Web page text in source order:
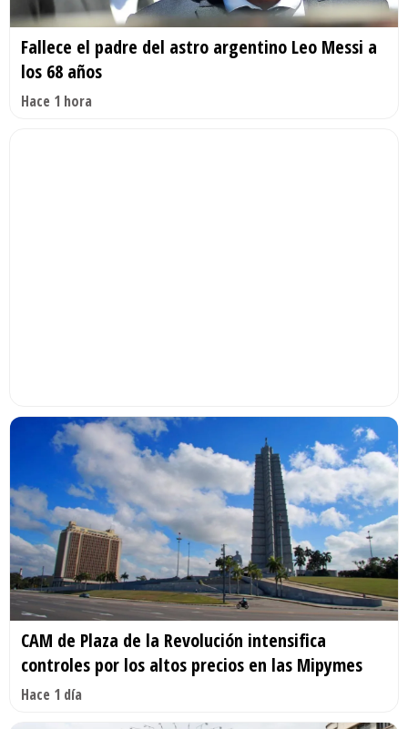
Fallece el padre del astro argentino Leo Messi a
los 68 años
Hace 1 hora
CAM de Plaza de la Revolución intensifica
controles por los altos precios en las Mipymes
Hace 1 día